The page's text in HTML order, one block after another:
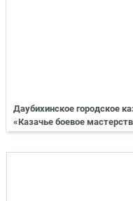
Даубихинское городское
«Казачье боевое